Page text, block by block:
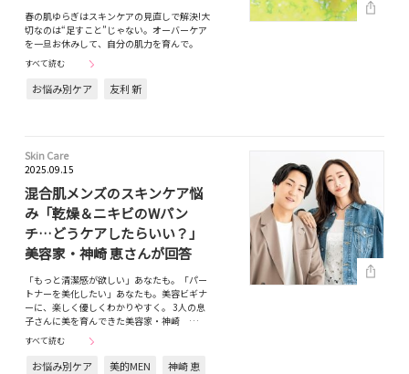
春の肌ゆらぎはスキンケアの見直しで解決!大
切なのは“足すこと”じゃない。オーバーケア
を一旦お休みして、自分の肌力を育んで。
すべて読む
お悩み別ケア 友利 新
Skin Care
2025.09.15
混合肌メンズのスキンケア悩
み「乾燥＆ニキビのWパン
チ…どうケアしたらいい？」
美容家・神崎 恵さんが回答
「もっと清潔感が欲しい」あなたも。「パー
トナーを美化したい」あなたも。美容ビギナ
ーに、楽しく優しくわかりやすく。 3人の息
子さんに美を育んできた美容家・神崎 …
すべて読む
お悩み別ケア 美的MEN 神崎 恵